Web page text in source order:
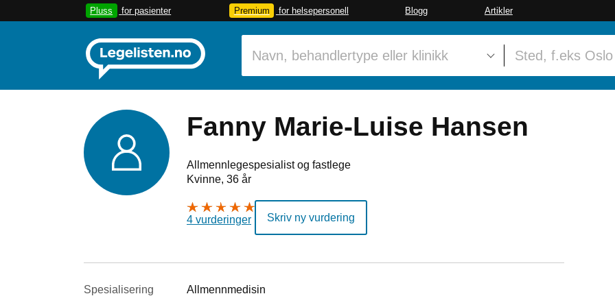
Pluss for pasienter Premium for helsepersonell Blogg Artikler
Fanny Marie-Luise Hansen
Allmennlegespesialist og fastlege
Kvinne, 36 år
4 vurderinger Skriv ny vurdering
Spesialisering Allmennmedisin